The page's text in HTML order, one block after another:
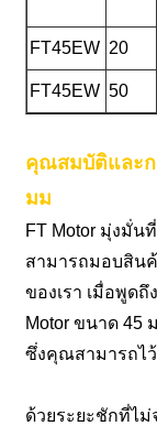
FT45EW 20
FT45EW 50
คุณสมบัติและก
มม
FT Motor มุ่งมั่น
สามารถมอบสิน
ของเรา เมื่อพูดถึ
Motor ขนาด 45
ซึ่งคุณสามารถไ
ด้วยระยะชักที่ไม่